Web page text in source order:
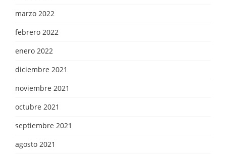
marzo 2022
febrero 2022
enero 2022
diciembre 2021
noviembre 2021
octubre 2021
septiembre 2021
agosto 2021